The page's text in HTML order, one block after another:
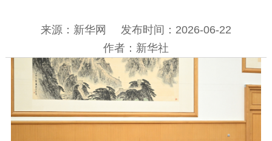
来源：新华网
发布时间：2026-06-22
作者：新华社